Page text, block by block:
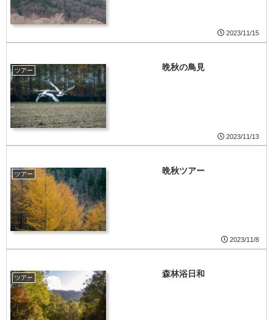
2023/11/15
ツアー 晩秋の鳥見
2023/11/13
ツアー 晩秋ツアー
2023/11/8
ツアー 森林浴日和